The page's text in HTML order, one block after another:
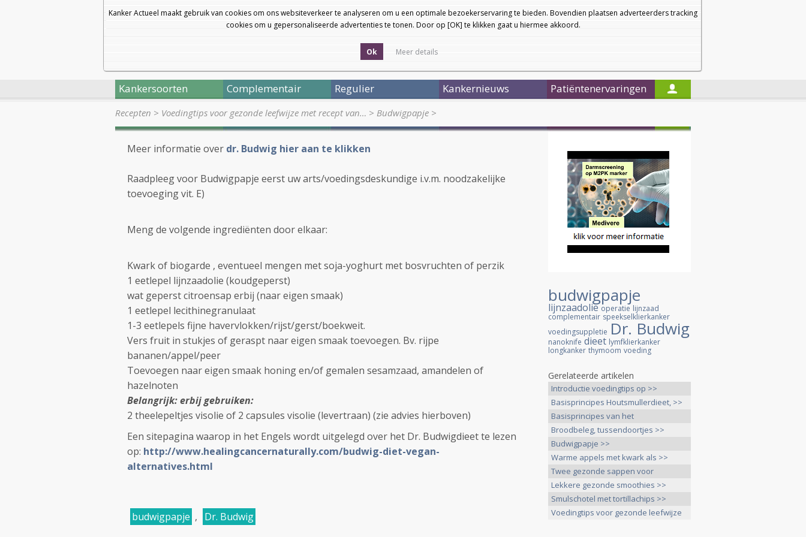
Kanker Actueel maakt gebruik van cookies om ons websiteverkeer te analyseren om u een optimale bezoekerservaring te bieden. Bovendien plaatsen adverteerders tracking
cookies om u gepersonaliseerde advertenties te tonen. Door op [OK] te klikken gaat u hiermee akkoord.
Ok Meer details
a
a
Nieuwsbrief
Startpagina
Kankersoorten Complementair Regulier Kankernieuws Patiëntenervaringen
Recepten > Voedingtips voor gezonde leefwijze met recept van… > Budwigpapje >
Meer informatie over dr. Budwig hier aan te klikken
Raadpleeg voor Budwigpapje eerst uw arts/voedingsdeskundige i.v.m. noodzakelijke
toevoeging vit. E)
Meng de volgende ingrediënten door elkaar:
Kwark of biogarde , eventueel mengen met soja-yoghurt met bosvruchten of perzik
1 eetlepel lijnzaadolie (koudgeperst)
wat geperst citroensap erbij (naar eigen smaak)
1 eetlepel lecithinegranulaat
1-3 eetlepels fijne havervlokken/rijst/gerst/boekweit.
Vers fruit in stukjes of geraspt naar eigen smaak toevoegen. Bv. rijpe
bananen/appel/peer
Toevoegen naar eigen smaak honing en/of gemalen sesamzaad, amandelen of
hazelnoten
Belangrijk: erbij gebruiken:
2 theelepeltjes visolie of 2 capsules visolie (levertraan) (zie advies hierboven)
Een sitepagina waarop in het Engels wordt uitgelegd over het Dr. Budwigdieet te lezen
op: http://www.healingcancernaturally.com/budwig-diet-vegan-
alternatives.html
budwigpapje , Dr. Budwig
budwigpapje
lijnzaadolie operatie lijnzaad
complementair speekselklierkanker
voedingsuppletie Dr. Budwig
nanoknife dieet lymfklierkanker
longkanker thymoom voeding
Gerelateerde artikelen
Introductie voedingtips op >>
Basisprincipes Houtsmullerdieet, >>
Basisprincipes van het
Houtsmullerdieet >>
Broodbeleg, tussendoortjes >>
Budwigpapje >>
Warme appels met kwark als >>
Twee gezonde sappen voor
tussendoor >>
Lekkere gezonde smoothies >>
Smulschotel met tortillachips >>
Voedingtips voor gezonde leefwijze